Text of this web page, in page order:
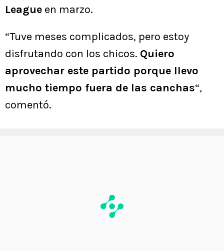
League en marzo.
“Tuve meses complicados, pero estoy
disfrutando con los chicos. Quiero
aprovechar este partido porque llevo
mucho tiempo fuera de las canchas“,
comentó.